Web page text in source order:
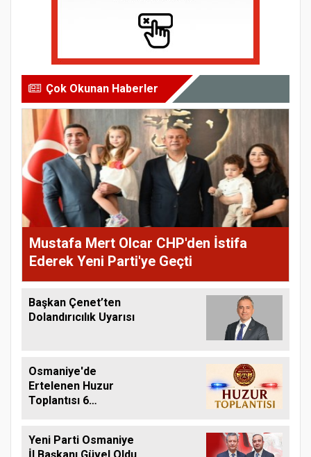
Çok Okunan Haberler
Mustafa Mert Olcar CHP'den İstifa
Ederek Yeni Parti'ye Geçti
Başkan Çenet’ten
Dolandırıcılık Uyarısı
Osmaniye'de
Ertelenen Huzur
Toplantısı 6
Yeni Parti Osmaniye
İl Başkanı Güvel Oldu